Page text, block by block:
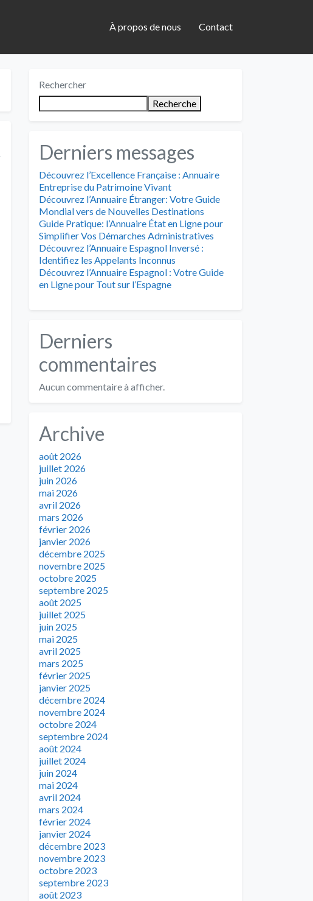
À propos de nous Contact
Rechercher
Recherche
Derniers messages
Découvrez l’Excellence Française : Annuaire
Entreprise du Patrimoine Vivant
Découvrez l’Annuaire Étranger: Votre Guide
Mondial vers de Nouvelles Destinations
Guide Pratique: l’Annuaire État en Ligne pour
Simplifier Vos Démarches Administratives
Découvrez l’Annuaire Espagnol Inversé :
Identifiez les Appelants Inconnus
Découvrez l’Annuaire Espagnol : Votre Guide
en Ligne pour Tout sur l’Espagne
Derniers
commentaires
Aucun commentaire à afficher.
Archive
août 2026
juillet 2026
juin 2026
mai 2026
avril 2026
mars 2026
février 2026
janvier 2026
décembre 2025
novembre 2025
octobre 2025
septembre 2025
août 2025
juillet 2025
juin 2025
mai 2025
avril 2025
mars 2025
février 2025
janvier 2025
décembre 2024
novembre 2024
octobre 2024
septembre 2024
août 2024
juillet 2024
juin 2024
mai 2024
avril 2024
mars 2024
février 2024
janvier 2024
décembre 2023
novembre 2023
octobre 2023
septembre 2023
août 2023